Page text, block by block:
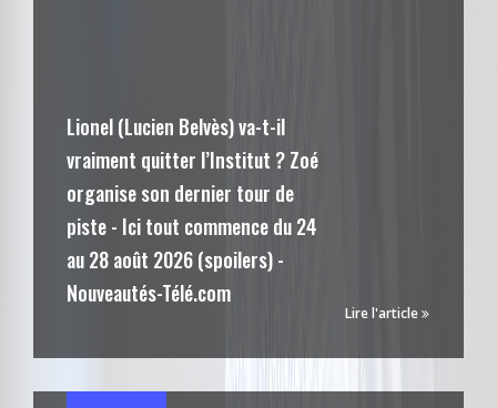
Lionel (Lucien Belvès) va-t-il
vraiment quitter l’Institut ? Zoé
organise son dernier tour de
piste - Ici tout commence du 24
au 28 août 2026 (spoilers) -
Nouveautés-Télé.com
Lire l'article